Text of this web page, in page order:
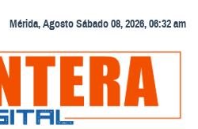
Mérida, Agosto Sábado 08, 2026, 06:32 am